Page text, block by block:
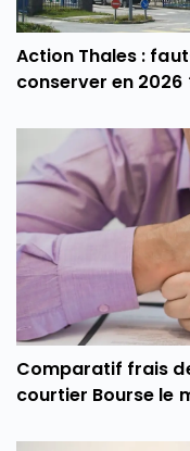
Action Thales :
conserver en 2026
Comparatif frais
courtier Bourse le